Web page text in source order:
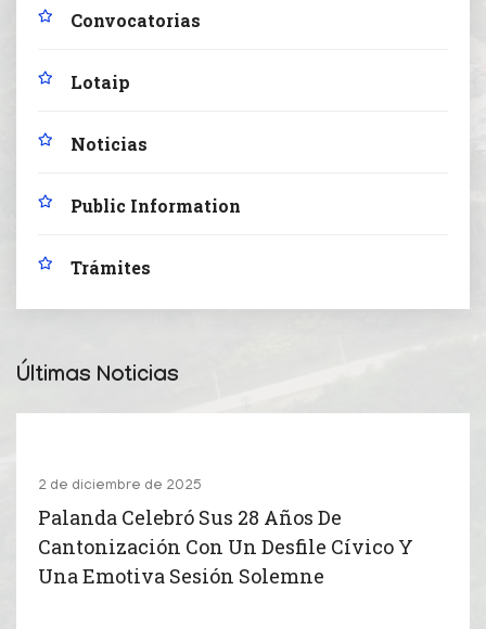
Convocatorias
Lotaip
Noticias
Public Information
Trámites
Últimas Noticias
2 de diciembre de 2025
Palanda Celebró Sus 28 Años De
Cantonización Con Un Desfile Cívico Y
Una Emotiva Sesión Solemne